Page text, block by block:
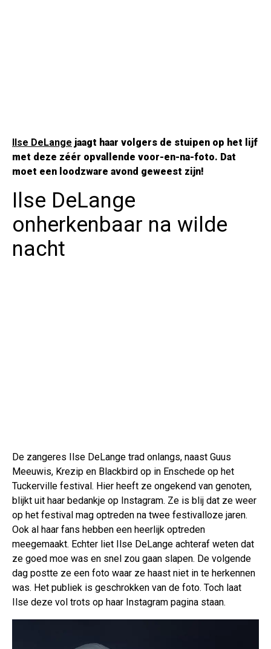
Ilse DeLange jaagt haar volgers de stuipen op het lijf
met deze zéér opvallende voor-en-na-foto. Dat
moet een loodzware avond geweest zijn!
Ilse DeLange
onherkenbaar na wilde
nacht
De zangeres Ilse DeLange trad onlangs, naast Guus
Meeuwis, Krezip en Blackbird op in Enschede op het
Tuckerville festival. Hier heeft ze ongekend van genoten,
blijkt uit haar bedankje op Instagram. Ze is blij dat ze weer
op het festival mag optreden na twee festivalloze jaren.
Ook al haar fans hebben een heerlijk optreden
meegemaakt. Echter liet Ilse DeLange achteraf weten dat
ze goed moe was en snel zou gaan slapen. De volgende
dag postte ze een foto waar ze haast niet in te herkennen
was. Het publiek is geschrokken van de foto. Toch laat
Ilse deze vol trots op haar Instagram pagina staan.